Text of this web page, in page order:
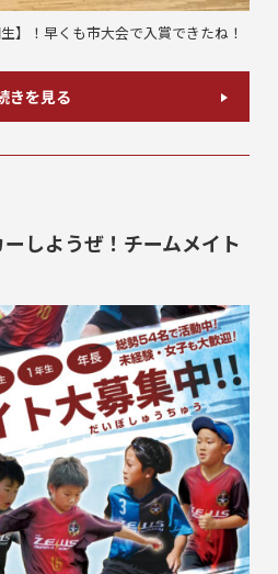
】！早くも市大会で入賞できたね！
きを見る
しようぜ！チームメイト